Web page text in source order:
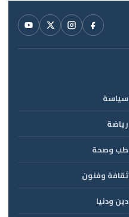
سياسة
رياضة
طب وصحة
ثقافة وفنون
دين ودنيا